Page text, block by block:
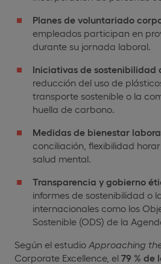
Planes de voluntariado
empleados participan en
durante su jornada laboral.
Iniciativas de sostenibilidad
reducción del uso de
transporte sostenible o la
huella de carbono.
Medidas de bienestar
conciliación, flexibilidad
salud mental.
Transparencia y gobierno
informes de sostenibilidad o
internacionales como los
Sostenible (ODS) de la
Según el estudio Approaching
Corporate Excellence, el 79 % de